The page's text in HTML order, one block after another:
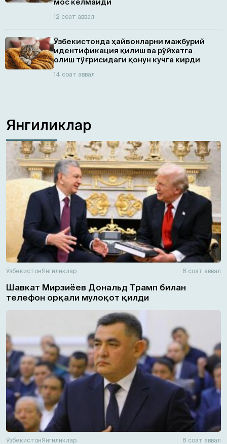
мос келмайди
12 соат аввал
Ўзбекистонда ҳайвонларни мажбурий
идентификация қилиш ва рўйхатга
олиш тўғрисидаги қонун кучга кирди
14 соат аввал
Янгиликлар
ЎзбекистонЯнгиликлар 8 соат аввал
Шавкат Мирзиёев Дональд Трамп билан
телефон орқали мулоқот қилди
ЎзбекистонЯнгиликлар 8 соат аввал